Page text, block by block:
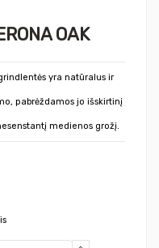
OAK
yra natūralus ir
pabrėždamos jo išskirtinį
medienos grožį.